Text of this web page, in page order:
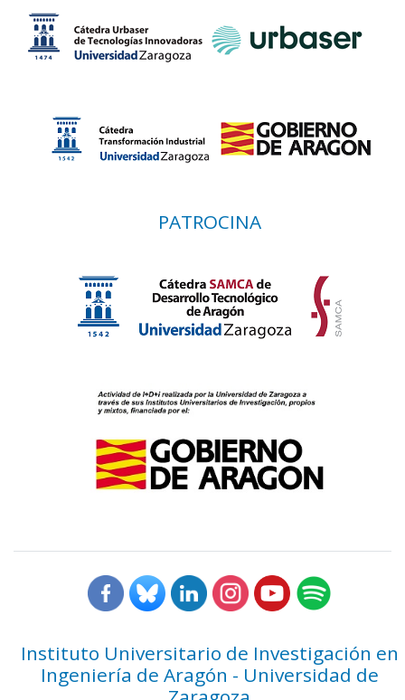
PATROCINA
Instituto Universitario de Investigación en
Ingeniería de Aragón - Universidad de